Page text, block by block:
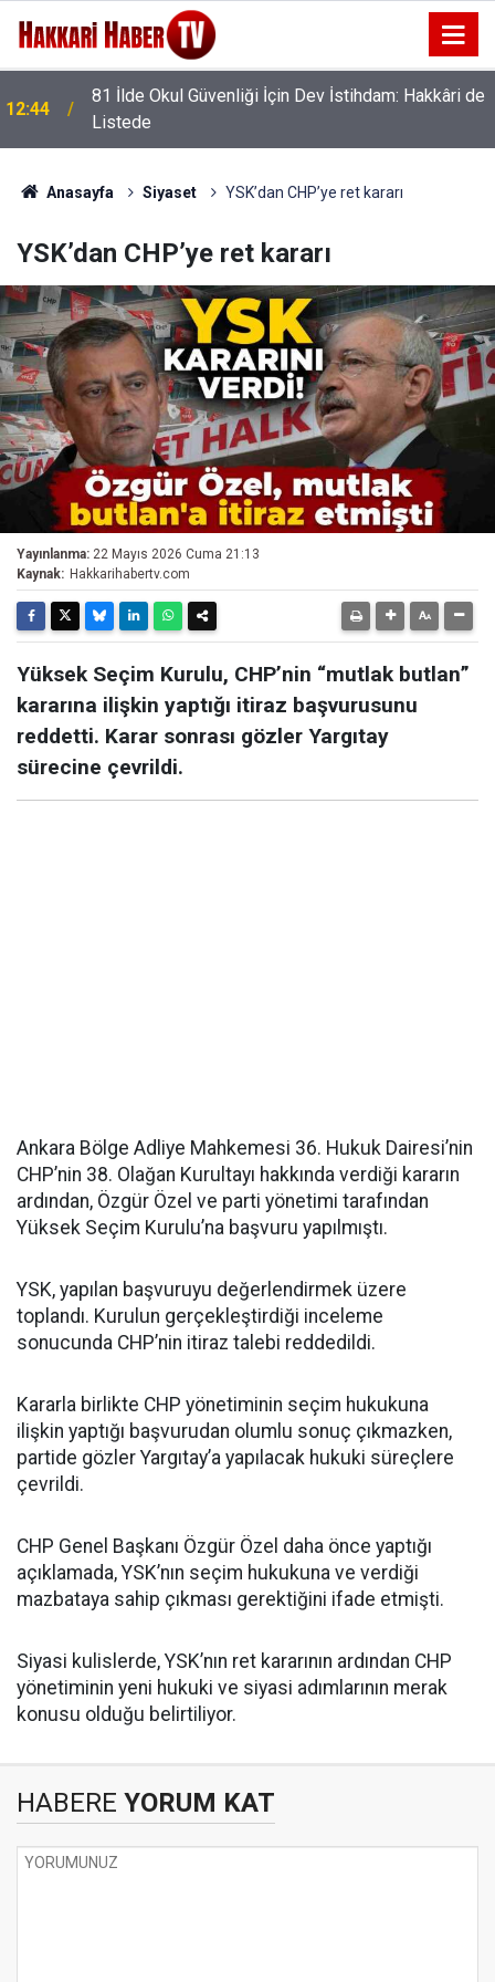
12:44
81 İlde Okul Güvenliği İçin Dev İstihdam: Hakkâri de
Listede
12:24
AK Parti Heyetinden Başkan Fahri Şakar'a Ziyaret
Anasayfa Siyaset YSK’dan CHP’ye ret kararı
YSK’dan CHP’ye ret kararı
Yayınlanma: 22 Mayıs 2026 Cuma 21:13
Kaynak: Hakkarihabertv.com
Yüksek Seçim Kurulu, CHP’nin “mutlak butlan”
kararına ilişkin yaptığı itiraz başvurusunu
reddetti. Karar sonrası gözler Yargıtay
sürecine çevrildi.
Ankara Bölge Adliye Mahkemesi 36. Hukuk Dairesi’nin
CHP’nin 38. Olağan Kurultayı hakkında verdiği kararın
ardından, Özgür Özel ve parti yönetimi tarafından
Yüksek Seçim Kurulu’na başvuru yapılmıştı.
YSK, yapılan başvuruyu değerlendirmek üzere
toplandı. Kurulun gerçekleştirdiği inceleme
sonucunda CHP’nin itiraz talebi reddedildi.
Kararla birlikte CHP yönetiminin seçim hukukuna
ilişkin yaptığı başvurudan olumlu sonuç çıkmazken,
partide gözler Yargıtay’a yapılacak hukuki süreçlere
çevrildi.
CHP Genel Başkanı Özgür Özel daha önce yaptığı
açıklamada, YSK’nın seçim hukukuna ve verdiği
mazbataya sahip çıkması gerektiğini ifade etmişti.
Siyasi kulislerde, YSK’nın ret kararının ardından CHP
yönetiminin yeni hukuki ve siyasi adımlarının merak
konusu olduğu belirtiliyor.
HABERE YORUM KAT